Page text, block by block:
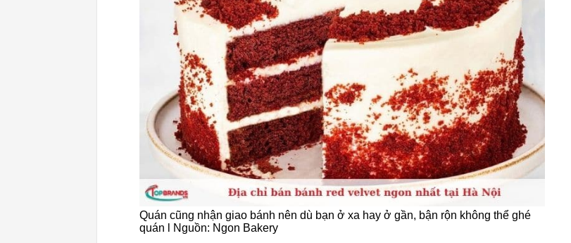
Quán cũng nhận giao bánh nên dù bạn ở xa hay ở gần, bận rộn không thể ghé
quán l Nguồn: Ngon Bakery